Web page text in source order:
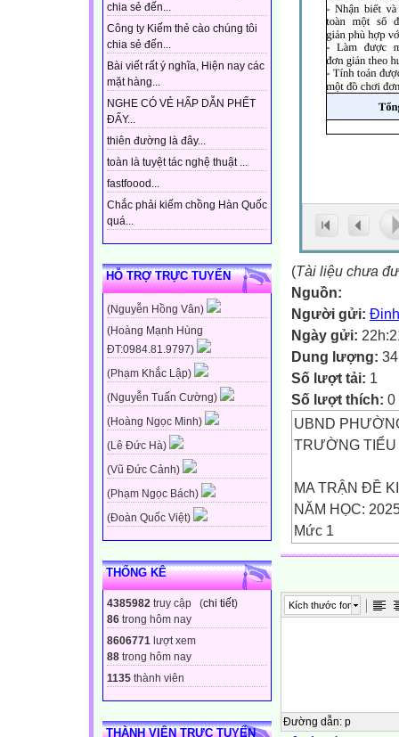
chia sẻ đến...
Công ty Kiếm thẻ cào chúng tôi
chia sẻ đến...
Bài viết rất ý nghĩa, Hiện nay các
mặt hàng...
NGHE CÓ VẺ HẤP DẪN PHẾT
ĐẤY...
thiên đường là đây...
toàn là tuyệt tác nghệ thuật ...
fastfoood...
Chắc phải kiếm chồng Hàn Quốc
quá...
HỖ TRỢ TRỰC TUYẾN
(Nguyễn Hồng Vân)
(Hoàng Mạnh Hùng
ĐT:0984.81.9797)
(Phạm Khắc Lập)
(Nguyễn Tuấn Cường)
(Hoàng Ngọc Minh)
(Lê Đức Hà)
(Vũ Đức Cảnh)
(Phạm Ngọc Bách)
(Đoàn Quốc Việt)
THỐNG KÊ
4385982 truy cập (chi tiết)
86 trong hôm nay
8606771 lượt xem
88 trong hôm nay
1135 thành viên
THÀNH VIÊN TRỰC TUYẾN
(Tài liệu chưa
Nguồn:
Người gửi:
Ngày gửi:
Dung lượng:
Số lượt tải: 1
Số lượt thích: 0
UBND
TRƯỜNG
MA TRẬN ĐỀ
NĂM HỌC:
Mức 1
Mức 2
Tổng
Số câu và
4
Kích thước font
Đường dẫn: p